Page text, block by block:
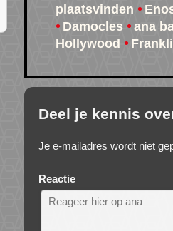
plaatsvinden
Damocles
ana
Hollywood
Deel je kennis
Je e-mailadres wordt niet
Reactie